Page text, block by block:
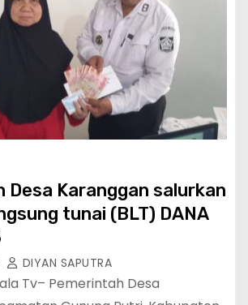
Desa Karanggan salurkan
tunai (BLT) DANA
DIYAN SAPUTRA
Tv– Pemerintah Desa